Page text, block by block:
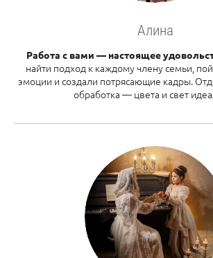
Алина
Работа с вами — настоящее
найти подход к каждому члену семьи,
эмоции и создали потрясающие кадры.
обработка — цвета и свет